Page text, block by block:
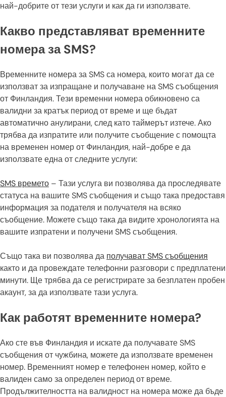
най-добрите от тези услуги и как да ги използвате.
Какво представляват временните
номера за SMS?
Временните номера за SMS са номера, които могат да се
използват за изпращане и получаване на SMS съобщения
от Финландия. Тези временни номера обикновено са
валидни за кратък период от време и ще бъдат
автоматично анулирани, след като таймерът изтече. Ако
трябва да изпратите или получите съобщение с помощта
на временен номер от Финландия, най-добре е да
използвате една от следните услуги:
SMS времето – Тази услуга ви позволява да проследявате
статуса на вашите SMS съобщения и също така предоставя
информация за подателя и получателя на всяко
съобщение. Можете също така да видите хронологията на
вашите изпратени и получени SMS съобщения.
Също така ви позволява да получават SMS съобщения
както и да провеждате телефонни разговори с предплатени
минути. Ще трябва да се регистрирате за безплатен пробен
акаунт, за да използвате тази услуга.
Как работят временните номера?
Ако сте във Финландия и искате да получавате SMS
съобщения от чужбина, можете да използвате временен
номер. Временният номер е телефонен номер, който е
валиден само за определен период от време.
Продължителността на валидност на номера може да бъде